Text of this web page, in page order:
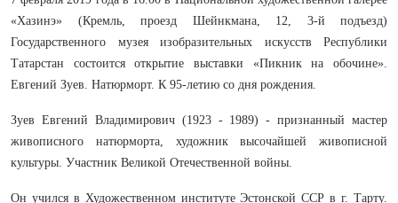
«Хазинэ» (Кремль, проезд Шейнкмана, 12, 3-й подъезд)
Государственного музея изобразительных искусств Республики
Татарстан состоится открытие выставки «Пикник на обочине».
Евгений Зуев. Натюрморт. К 95-летию со дня рождения.
Зуев Евгений Владимирович (1923 - 1989) - признанный мастер
живописного натюрморта, художник высочайшей живописной
культуры. Участник Великой Отечественной войны.
Он учился в Художественном институте Эстонской ССР в г. Тарту.